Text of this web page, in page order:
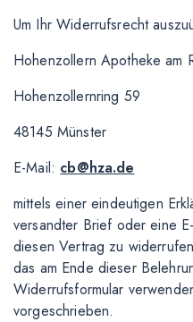
Um Ihr Widerrufsrecht
Hohenzollern Apotheke am
Hohenzollernring 59
48145 Münster
E-Mail: cb@hza.de
mittels einer eindeutigen
versandter Brief oder eine
diesen Vertrag zu
das am Ende dieser
Widerrufsformular
vorgeschrieben.